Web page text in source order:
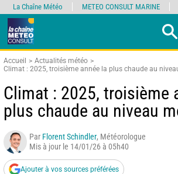
Accueil
Actualités météo
Climat : 2025, troisième année la plus chaude au
Climat : 2025, troisième
plus chaude au niveau
Par Florent Schindler, Météorologue
Mis à jour le 14/01/26 à 05h40
Ajouter à vos sources préférées
La Chaîne Météo METEO CONSULT MARINE